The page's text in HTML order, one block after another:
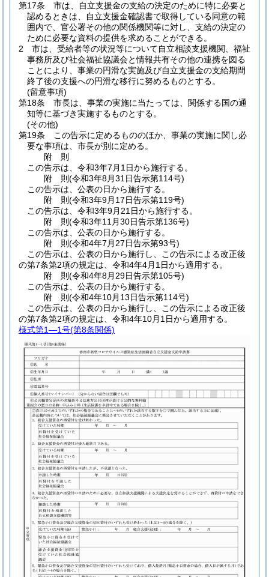
第17条
市は、自立支援金の支給の決定のために特に必要と
認めるときは、自立支援金確認書で取得している同意の範
囲内で、官公署その他の関係機関等に対し、支給の決定の
ために必要な資料の提供を求めることができる。
2
市は、受給者等の状況等について自立相談支援機関、福祉
事務所及び社会福祉協議会と情報共有その他の連携を図る
ことにより、事業の円滑な実施及び自立支援金の支給期間
終了後の支援への円滑な移行に努めるものとする。
(留意事項)
第18条
市長は、事業の実施に当たっては、関係する国の通
知等に基づき実施するものとする。
(その他)
第19条
この告示に定めるもののほか、事業の実施に関し必
要な事項は、市長が別に定める。
附 則
この告示は、令和3年7月1日から施行する。
附 則(令和3年8月31日告示第114号)
この告示は、公表の日から施行する。
附 則(令和3年9月17日告示第119号)
この告示は、令和3年9月21日から施行する。
附 則(令和3年11月30日告示第136号)
この告示は、公表の日から施行する。
附 則(令和4年7月27日告示第93号)
この告示は、公表の日から施行し、この告示による改正後
の第7条第2項の規定は、令和4年4月1日から適用する。
附 則(令和4年8月29日告示第105号)
この告示は、公表の日から施行する。
附 則(令和4年10月13日告示第114号)
この告示は、公表の日から施行し、この告示による改正後
の第7条第2項の規定は、令和4年10月1日から適用する。
様式第1―1号(第8条関係)